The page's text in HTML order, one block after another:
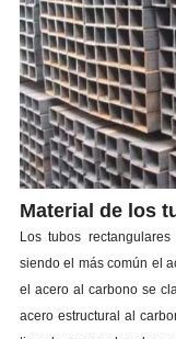
Material de los
Los tubos
siendo el más común el
el acero al carbono se
acero estructural al